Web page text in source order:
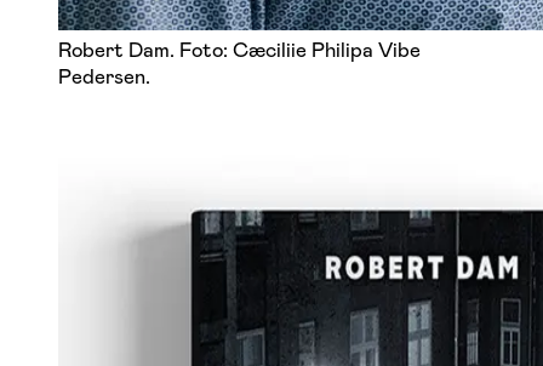
Robert Dam. Foto: Cæciliie Philipa Vibe
Pedersen.